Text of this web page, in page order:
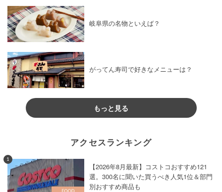
岐阜県の名物といえば？
がってん寿司で好きなメニューは？
もっと見る
アクセスランキング
1
【2026年8月最新】コストコおすすめ121
選。300名に聞いた買うべき人気1位＆部門
別おすすめ商品も